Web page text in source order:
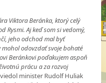
Viktora Beránka, ktorý celý
Rysmi. Aj keď som si vedomý,
jeho odchod mal byť
odovzdať svoje bohaté
Beránkovi poďakujem aspoň
prácu a za rozvoj
minister Rudolf Huliak